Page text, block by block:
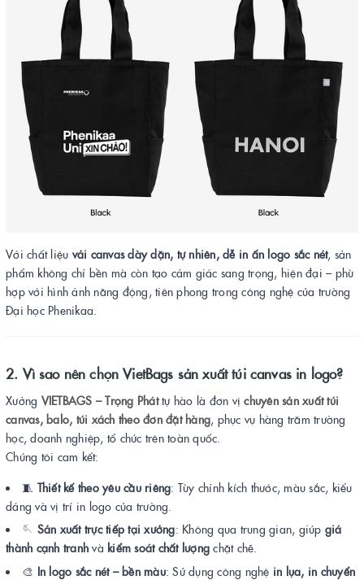
Với chất liệuvải canvas dày dặn, tự nhiên, dễ in ấn logo sắc nét, sản
phẩm không chỉ bền mà còn tạo cảm giác sang trọng, hiện đại – phù
hợp với hình ảnh năng động, tiên phong trong công nghệ của trường
Đại học Phenikaa.
2. Vì sao nên chọn VietBags sản xuất túi canvas in logo?
Xưởng VIETBAGS – Trọng Pháttự hào là đơn vịchuyên sản xuất túi
canvas, balo, túi xách theo đơn đặt hàng, phục vụ hàng trăm trường
học, doanh nghiệp, tổ chức trên toàn quốc.
Chúng tôi cam kết:
🧵 Thiết kế theo yêu cầu riêng: Tùy chỉnh kích thước, màu sắc, kiểu
dáng và vị trí in logo của trường.
🪡 Sản xuất trực tiếp tại xưởng: Không qua trung gian, giúp giá
thành cạnh tranh và kiểm soát chất lượng chặt chẽ.
🎨 In logo sắc nét – bền màu: Sử dụng công nghệ in lụa, in chuyển